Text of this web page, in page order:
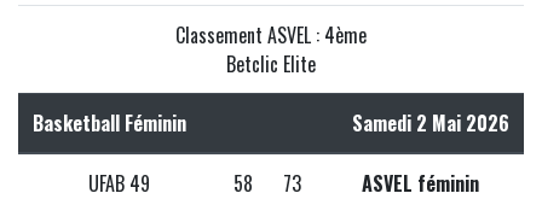
Classement ASVEL : 4ème
Betclic Elite
Basketball Féminin Samedi 2 Mai 2026
UFAB 49 58 73 ASVEL féminin